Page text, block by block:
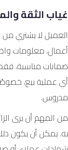
غياب الثقة
العميل لا يشتري من
أعمال، معلومات
ضمانات مناسبة،
أي عملية بيع،
مدروس.
من المهم أن يرى
به. يمكن أن يكون